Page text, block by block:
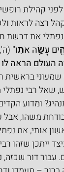
קהילת
רצה לראות
נפתלי את דרשת
עָשָׂ֥ה אֹתֽוֹ"
הראה לו
שמעוני בראשית
רבי נפתלי
ומדוע
משהו,
אותי, את
ייתכן שזהו
דור שכזה,